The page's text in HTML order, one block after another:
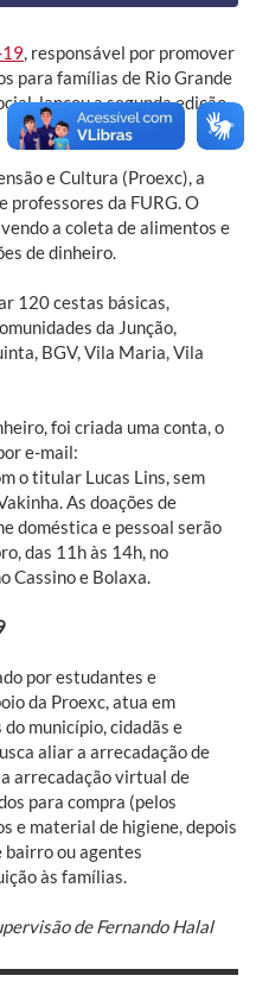
, responsável por promover
para famílias de Rio Grande
lançou a segunda edição
e Cultura (Proexc), a
professores da FURG. O
a coleta de alimentos e
de dinheiro.
120 cestas básicas,
da Junção,
BGV, Vila Maria, Vila
foi criada uma conta, o
e-mail:
o titular Lucas Lins, sem
As doações de
doméstica e pessoal serão
das 11h às 14h, no
Cassino e Bolaxa.
por estudantes e
da Proexc, atua em
município, cidadãs e
aliar a arrecadação de
arrecadação virtual de
para compra (pelos
e material de higiene, depois
bairro ou agentes
às famílias.
de Fernando Halal